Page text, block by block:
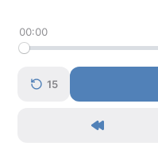
00:00
15